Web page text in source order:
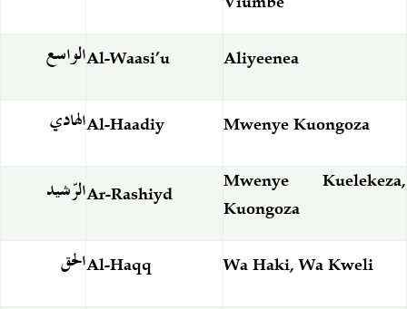
الواسعAl-Waasi’u Aliyeenea
الهاديAl-Haadiy Mwenye Kuongoza
الرّشيدAr-Rashiyd
Mwenye Kuelekeza,
Kuongoza
الحقAl-Haqq Wa Haki, Wa Kweli